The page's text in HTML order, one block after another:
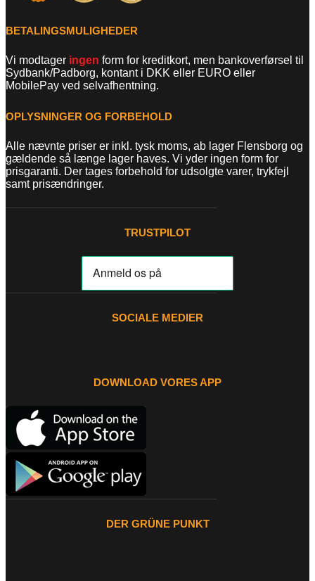
BETALINGSMULIGHEDER
Vi modtager ingen form for kreditkort, men bankoverførsel til
Sydbank/Padborg, kontant i DKK eller EURO eller
MobilePay ved selvafhentning.
OPLYSNINGER OG FORBEHOLD
Alle nævnte priser er inkl. tysk moms, ab lager Flensborg og
gældende så længe lager haves. Vi yder ingen form for
prisgaranti. Der tages forbehold for udsolgte varer, trykfejl
samt prisændringer.
TRUSTPILOT
SOCIALE MEDIER
DOWNLOAD VORES APP
DER GRÜNE PUNKT